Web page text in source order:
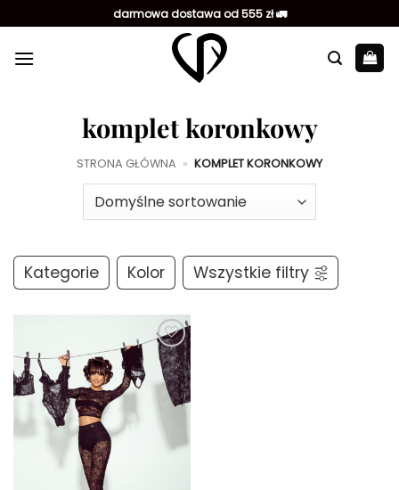
do
zawartości
darmowa dostawa od 555 zł 🚛
komplet koronkowy
STRONA GŁÓWNA » KOMPLET KORONKOWY
Kategorie Kolor Wszystkie filtry
Dodaj do
ulubionych